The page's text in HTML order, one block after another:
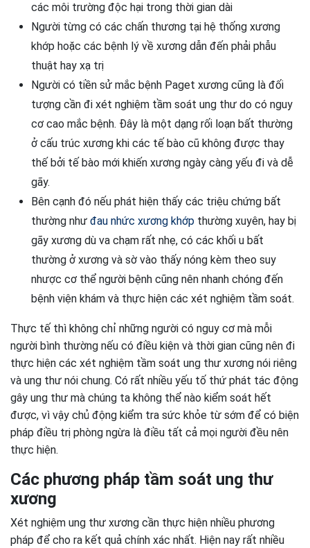
các môi trường độc hại trong thời gian dài
Người từng có các chấn thương tại hệ thống xương
khớp hoặc các bệnh lý về xương dẫn đến phải phẫu
thuật hay xạ trị
Người có tiền sử mắc bệnh Paget xương cũng là đối
tượng cần đi xét nghiệm tầm soát ung thư do có nguy
cơ cao mắc bệnh. Đây là một dạng rối loạn bất thường
ở cấu trúc xương khi các tế bào cũ không được thay
thế bởi tế bào mới khiến xương ngày càng yếu đi và dễ
gãy.
Bên cạnh đó nếu phát hiện thấy các triệu chứng bất
thường như đau nhức xương khớp thường xuyên, hay bị
gãy xương dù va chạm rất nhẹ, có các khối u bất
thường ở xương và sờ vào thấy nóng kèm theo suy
nhược cơ thể người bệnh cũng nên nhanh chóng đến
bệnh viện khám và thực hiện các xét nghiệm tầm soát.
Thực tế thì không chỉ những người có nguy cơ mà mỗi
người bình thường nếu có điều kiện và thời gian cũng nên đi
thực hiện các xét nghiệm tầm soát ung thư xương nói riêng
và ung thư nói chung. Có rất nhiều yếu tố thứ phát tác động
gây ung thư mà chúng ta không thể nào kiểm soát hết
được, vì vậy chủ động kiểm tra sức khỏe từ sớm để có biện
pháp điều trị phòng ngừa là điều tất cả mọi người đều nên
thực hiện.
Các phương pháp tầm soát ung thư
xương
Xét nghiệm ung thư xương cần thực hiện nhiều phương
pháp để cho ra kết quả chính xác nhất. Hiện nay rất nhiều